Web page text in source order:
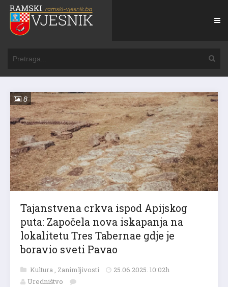
8
Tajanstvena crkva ispod Apijskog
puta: Započela nova iskapanja na
lokalitetu Tres Tabernae gdje je
boravio sveti Pavao
Kultura , Zanimljivosti
25.06.2025. 10:02h
Uredništvo